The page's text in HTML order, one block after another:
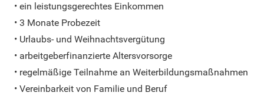
• ein leistungsgerechtes Einkommen
• 3 Monate Probezeit
• Urlaubs- und Weihnachtsvergütung
• arbeitgeberfinanzierte Altersvorsorge
• regelmäßige Teilnahme an Weiterbildungsmaßnahmen
• Vereinbarkeit von Familie und Beruf